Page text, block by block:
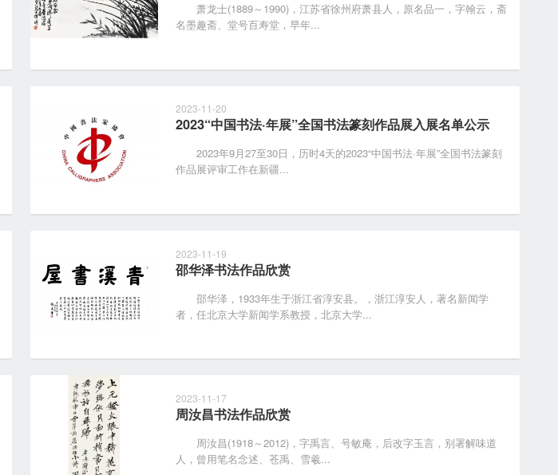
萧龙士(1889～1990)，江苏省徐州府萧县人，原名品一，字翰云，斋
名墨趣斋、堂号百寿堂，早年...
2023-11-20
2023“中国书法·年展”全国书法篆刻作品展入展名单公示
2023年9月27至30日，历时4天的2023“中国书法·年展”全国书法篆刻
作品展评审工作在新疆...
2023-11-19
邵华泽书法作品欣赏
邵华泽，1933年生于浙江省淳安县。，浙江淳安人，著名新闻学
者，任北京大学新闻学系教授，北京大学...
2023-11-17
周汝昌书法作品欣赏
周汝昌(1918～2012)，字禹言、号敏庵，后改字玉言，别署解味道
人，曾用笔名念述、苍禹、雪羲...